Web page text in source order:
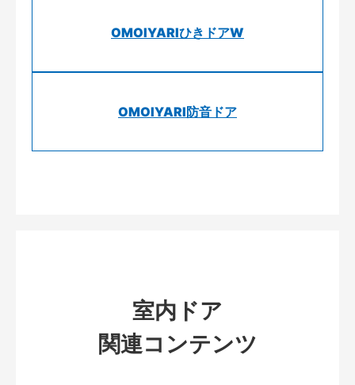
OMOIYARIひきドアW
OMOIYARI防音ドア
室内ドア
関連コンテンツ